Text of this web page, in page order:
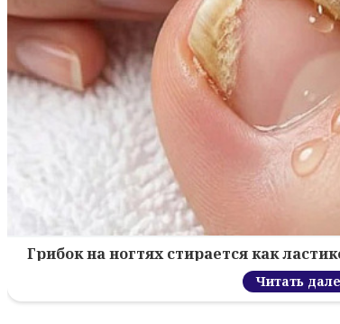
Грибок на ногтях стирается как
Читать